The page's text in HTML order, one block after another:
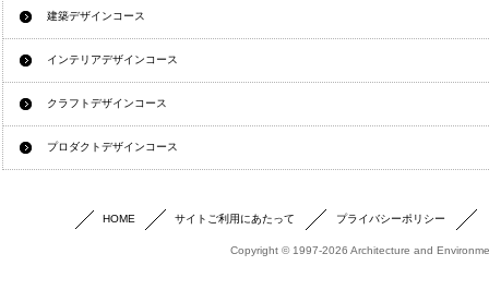
建築デザインコース
インテリアデザインコース
クラフトデザインコース
プロダクトデザインコース
HOME サイトご利用にあたって プライバシーポリシー
Copyright © 1997-2026 Architecture and